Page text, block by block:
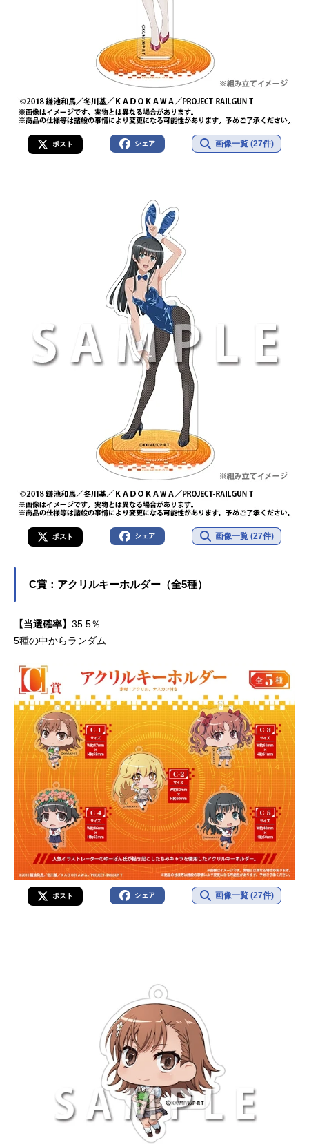
ポスト シェア 画像一覧 (27件)
ポスト シェア 画像一覧 (27件)
C賞：アクリルキーホルダー（全5種）
【当選確率】 35.5％
5種の中からランダム
ポスト シェア 画像一覧 (27件)